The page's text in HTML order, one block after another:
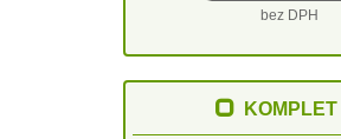
bez DPH
KOMPLET